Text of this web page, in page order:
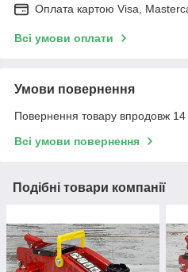
Оплата картою Visa,
Всі умови оплати
Умови повернення
Повернення товару впродовж 14
Всі умови повернення
Подібні товари компанії